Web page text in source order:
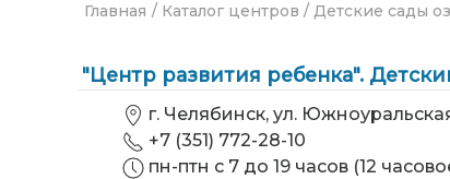
Главная / Каталог центров / Детские сады
"Центр развития ребенка".
г. Челябинск, ул.
+7 (351) 772-28-10
пн-птн с 7 до 19 часов (12